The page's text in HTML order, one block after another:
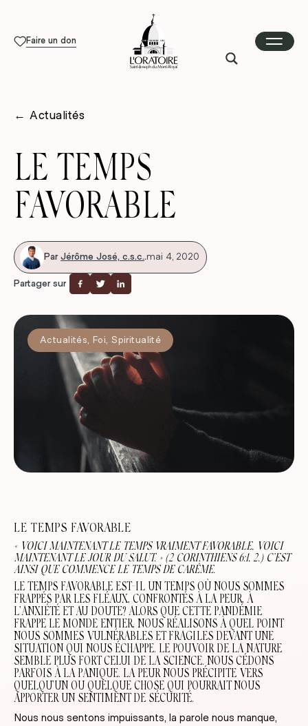
Faire un don
← Actualités
LE TEMPS
FAVORABLE
Par Jérôme José, c.s.c..mai 4, 2020
Partager sur
Actualités Foi ,Spiritualité
LE TEMPS FAVORABLE
« VOICI MAINTENANT LE TEMPS VRAIMENT FAVORABLE, VOICI
MAINTENANT LE JOUR DU SALUT. » (2 CORINTHIENS 6:1, 2.) C’EST
AINSI QUE COMMENCE LE TEMPS DE CARÊME.
LE TEMPS FAVORABLE EST-IL UN TEMPS OÙ NOUS SOMMES
FRAPPÉS PAR LES FLÉAUX, CONFRONTÉS À LA PEUR, À
L’ANXIÉTÉ ET AU DOUTE? ALORS QUE CETTE PANDÉMIE
FRAPPE LE MONDE ENTIER, NOUS RÉALISONS À QUEL POINT
NOUS SOMMES VULNÉRABLES ET FRAGILES DEVANT UNE
SITUATION QUI NOUS ÉCHAPPE. LE POUVOIR DE LA NATURE
SEMBLE PLUS FORT CELUI DE LA SCIENCE. NOUS CÉDONS
PARFOIS À LA PANIQUE. LA PEUR NOUS PRÉCIPITE VERS
QUELQU’UN OU QUELQUE CHOSE QUI POURRAIT NOUS
APPORTER UN SENTIMENT DE SÉCURITÉ.
Nous nous sentons impuissants, la parole nous manque,